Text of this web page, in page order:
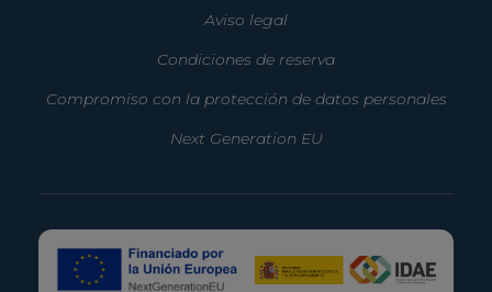
Aviso legal
Condiciones de reserva
Compromiso con la protección de datos personales
Next Generation EU